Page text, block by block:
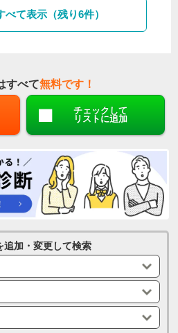
べて表示（残り6件）
すべて無料です！
チェックして
リストに追加
追加・変更して検索